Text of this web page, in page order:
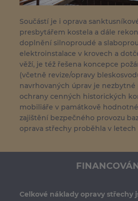
Součástí je i oprava
presbytářem kostela a dále
doplnění silnoproudé a
elektroinstalace v krovech a
věží, je též řešena koncepce
(včetně revize/opravy
navrhovaných úprav je nezbytné
ochrany cenných historických
mobiliáře v památkově
zajištění bezpečného provozu
oprava střechy proběhla v letech
FINANCOVÁNÍ
Celkové náklady opravy střechy